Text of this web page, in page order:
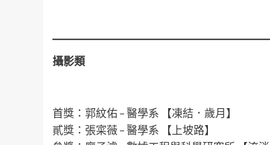
攝影類
首獎：郭紋佑 – 醫學系 【凍結．歲月】
貳獎：張寀薇 – 醫學系 【上坡路】